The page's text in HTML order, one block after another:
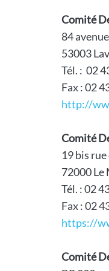
Comité
84
53003
Tél. : 02
Fax : 02
http://
Comité
19 bis
72000 Le
Tél. : 02
Fax : 02
https://
Comité